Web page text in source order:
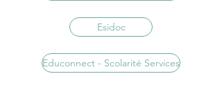
Esidoc
Educonnect - Scolarité Services